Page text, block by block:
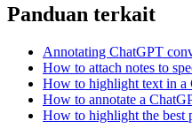
Panduan terkait
Annotating ChatGPT
How to attach notes to
How to highlight text in a
How to annotate a
How to highlight the best